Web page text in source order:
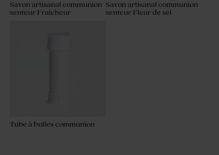
Savon artisanal communion
senteur Fraîcheur
Savon artisanal communion
senteur Fleur de sel
Tube à bulles communion